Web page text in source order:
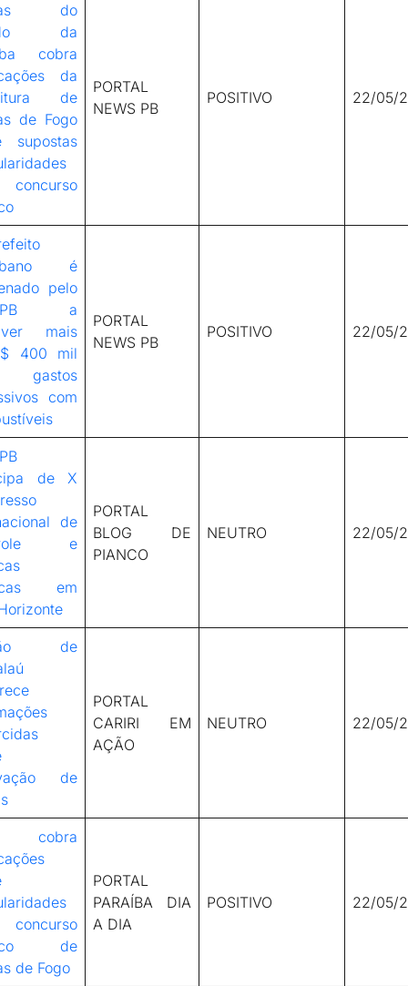
do
da
cobra
da
de
de Fogo
supostas
PORTAL
NEWS PB
POSITIVO 22/05/
é
pelo
PB a
mais
400 mil
gastos
com
PORTAL
NEWS PB
POSITIVO 22/05/
de X
de
e
em
PORTAL
BLOG DE
PIANCO
NEUTRO 22/05/
de
de
PORTAL
CARIRI EM
AÇÃO
NEUTRO 22/05/
cobra
de
de Fogo
PORTAL
PARAÍBA DIA
A DIA
POSITIVO 22/05/